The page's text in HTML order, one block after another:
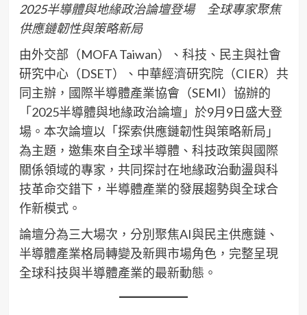
2025半導體與地緣政治論壇登場 全球專家聚焦
供應鏈韌性與策略新局
由外交部（MOFA Taiwan）、科技、民主與社會
研究中心（DSET）、中華經濟研究院（CIER）共
同主辦，國際半導體產業協會（SEMI）協辦的
「2025半導體與地緣政治論壇」於9月9日盛大登
場。本次論壇以「探索供應鏈韌性與策略新局」
為主題，邀集來自全球半導體、科技政策與國際
關係領域的專家，共同探討在地緣政治動盪與科
技革命交錯下，半導體產業的發展趨勢與全球合
作新模式。
論壇分為三大場次，分別聚焦AI與民主供應鏈、
半導體產業格局轉變及新興市場角色，完整呈現
全球科技與半導體產業的最新動態。